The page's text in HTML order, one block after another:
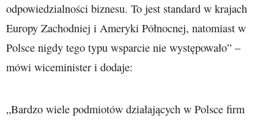
odpowiedzialności biznesu. To jest standard w krajach
Europy Zachodniej i Ameryki Północnej, natomiast w
Polsce nigdy tego typu wsparcie nie występowało” –
mówi wiceminister i dodaje:
„Bardzo wiele podmiotów działających w Polsce firm